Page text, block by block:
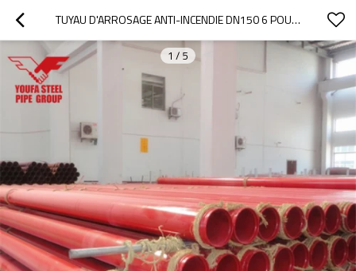
TUYAU D'ARROSAGE ANTI-INCENDIE DN150 6 POUCES PEINT EN ROUGE RAL3000
1 / 5